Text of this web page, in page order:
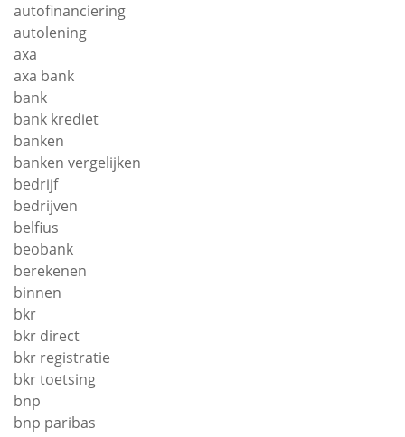
autofinanciering
autolening
axa
axa bank
bank
bank krediet
banken
banken vergelijken
bedrijf
bedrijven
belfius
beobank
berekenen
binnen
bkr
bkr direct
bkr registratie
bkr toetsing
bnp
bnp paribas